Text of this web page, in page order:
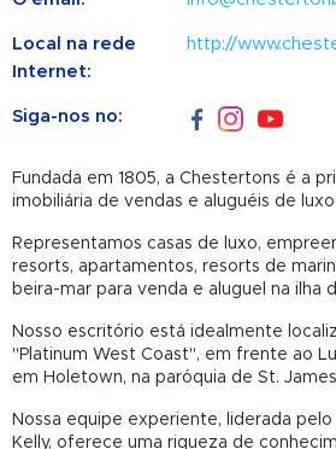
Local na rede
Internet:
http://
Siga-nos no:
Fundada em 1805, a Chestertons é a
imobiliária de vendas e aluguéis de
Representamos casas de luxo,
resorts, apartamentos, resorts de
beira-mar para venda e aluguel na ilha
Nosso escritório está idealmente
"Platinum West Coast", em frente ao
em Holetown, na paróquia de St.
Nossa equipe experiente, liderada
Kelly, oferece uma riqueza de